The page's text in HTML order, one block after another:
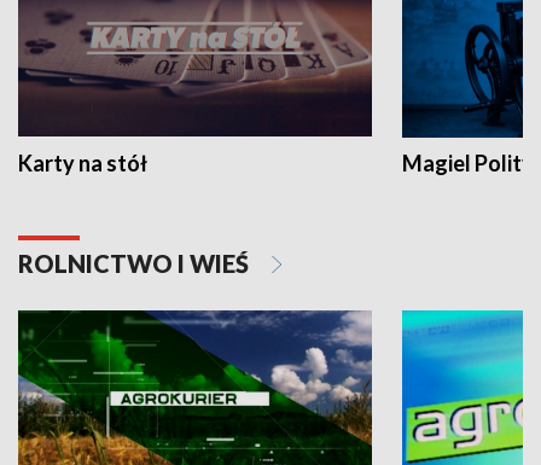
Karty na stół Magiel
ROLNICTWO I WIEŚ